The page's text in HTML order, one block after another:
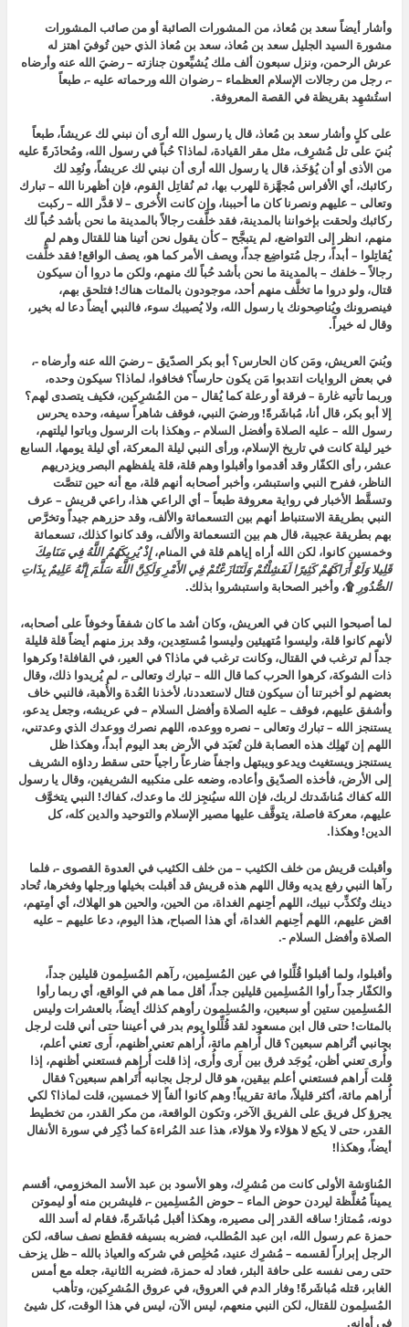
وأشار أيضاً سعد بن مُعاذ، من المشورات الصائبة أو من صائب المشورات
مشورة السيد الجليل سعد بن مُعاذ، سعد بن مُعاذ الذي حين تُوفيَ اهتز له
عرش الرحمن، ونزل سبعون ألف ملك يُشيِّعون جنازته – رضيَ الله عنه وأرضاه
-، رجل من رجالات الإسلام العظماء – رضوان الله ورحماته عليه -، طبعاً
استُشهِد بقريظة في القصة المعروفة.
على كلٍ وأشار سعد بن مُعاذ، قال يا رسول الله أرى أن نبني لك عريشاً، طبعاً
بُنيَ على تل مُشرِف، مثل مقر القيادة، لماذا؟ حُباً في رسول الله، ومُحاذَرةً عليه
من الأذى أو أن يُؤخَذ، قال يا رسول الله أرى أن نبني لك عريشاً، ونُعِد لك
ركائبك، أي الأفراس مُجهَّزة للهرب بها، ثم نُقاتِل القوم، فإن أظهرنا الله – تبارك
وتعالى – عليهم ونصرنا كان ما أحببنا، وإن كانت الأُخرى – لا قدَّر الله – ركبت
ركائبك ولحقت بإخواننا بالمدينة، فقد خلَّفت رجالاً بالمدينة ما نحن بأشد حُباً لك
منهم، انظر إلى التواضع، لم يتبجَّح – كأن يقول نحن أتينا هنا للقتال وهم لم
يُقاتِلوا – أبداً، رجل مُتواضِع جداً، ويصف الأمر كما هو، يصف الواقع! فقد خلَّفت
رجالاً – خلفك – بالمدينة ما نحن بأشد حُباً لك منهم، ولكن ما دروا أن سيكون
قتال، ولو دروا ما تخلَّف منهم أحد، موجودون بالمئات هناك! فتلحق بهم،
فينصرونك ويُناصِحونك يا رسول الله، ولا يُصيبك سوء، فالنبي أيضاً دعا له بخير،
وقال له خيراً.
وبُنيَ العريش، ومَن كان الحارس؟ أبو بكر الصدّيق – رضيَ الله عنه وأرضاه -،
في بعض الروايات انتدبوا مَن يكون حارساً؟ فخافوا، لماذا؟ سيكون وحده،
وربما تأتيه غارة – فرقة أو رعلة كما يُقال – من المُشرِكين، فكيف يتصدى لهم؟
إلا أبو بكر، قال أنا، مُباشَرةً! ورضيَ النبي، فوقف شاهراً سيفه، وحده يحرس
رسول الله – عليه الصلاة وأفضل السلام -، وهكذا بات الرسول وباتوا ليلتهم،
خير ليلة كانت في تاريخ الإسلام، ورأى النبي ليلة المعركة، أي ليلة يومها، السابع
عشر، رأى الكفّار وقد أقدموا وأقبلوا وهم قلة، قلة يلفظهم البصر ويزدريهم
الناظر، ففرح النبي واستبشر، وأخبر أصحابه أنهم قلة، مع أنه حين تنصَّت
وتسقَّط الأخبار في رواية معروفة طبعاً – أي الراعي هذا، راعي قريش – عرف
النبي بطريقة الاستنباط أنهم بين التسعمائة والألف، وقد حزرهم جيداً وتخرَّص
بهم بطريقة عجيبة، قال هم بين التسعمائة والألف، وقد كانوا كذلك، تسعمائة
وخمسين كانوا، لكن الله أراه إياهم قلة في المنام، إِذْ يُرِيكَهُمُ اللَّهُ فِي مَنَامِكَ
قَلِيلا وَلَوْ أَرَاكَهُمْ كَثِيرًا لَفَشِلْتُمْ وَلَتَنَازَعْتُمْ فِي الأَمْرِ وَلَكِنَّ اللَّهَ سَلَّمَ إِنَّهُ عَلِيمٌ بِذَاتِ
الصُّدُورِ ۩، وأخبر الصحابة واستبشروا بذلك.
لما أصبحوا النبي كان في العريش، وكان أشد ما كان شفقاً وخوفاً على أصحابه،
لأنهم كانوا قلة، وليسوا مُتهيئين وليسوا مُستعِدين، وقد برز منهم أيضاً قلة قليلة
جداً لم ترغب في القتال، وكانت ترغب في ماذا؟ في العير، في القافلة! وكرهوا
ذات الشوكة، كرهوا الحرب كما قال الله – تبارك وتعالى -، لم يُريدوا ذلك، وقال
بعضهم لو أخبرتنا أن سيكون قتال لاستعددنا، لأخذنا العُدة والأُهبة، فالنبي خاف
وأشفق عليهم، فوقف – عليه الصلاة وأفضل السلام – في عريشه، وجعل يدعو،
يستنجز الله – تبارك وتعالى – نصره ووعده، اللهم نصرك ووعدك الذي وعدتني،
اللهم إن تَهلِك هذه العصابة فلن تُعبَد في الأرض بعد اليوم أبداً، وهكذا ظل
يستنجز ويستغيث ويدعو ويبتهل واجفاً ضارعاً راجياً حتى سقط رداؤه الشريف
إلى الأرض، فأخذه الصدّيق وأعاده، وضعه على منكبيه الشريفين، وقال يا رسول
الله كفاك مُناشَدتك لربك، فإن الله سيُنجِز لك ما وعدك، كفاك! النبي يتخوَّف
عليهم، معركة فاصلة، يتوقَّف عليها مصير الإسلام والتوحيد والدين كله، كل
الدين! وهكذا.
وأقبلت قريش من خلف الكثيب – من خلف الكثيب في العدوة القصوى -، فلما
رآها النبي رفع يديه وقال اللهم هذه قريش قد أقبلت بخيلها ورجلها وفخرها، تُحاد
دينك وتُكذِّب نبيك، اللهم أحِنهم الغداة، من الحين، والحين هو الهلاك، أي أمِتهم،
اقض عليهم، اللهم أحِنهم الغداة، أي هذا الصباح، هذا اليوم، دعا عليهم – عليه
الصلاة وأفضل السلام -.
وأقبلوا، ولما أقبلوا قُلِّلوا في عين المُسلِمين، رآهم المُسلِمون قليلين جداً،
والكفّار جداً رأوا المُسلِمين قليلين جداً، أقل مما هم في الواقع، أي ربما رأوا
المُسلِمين ستين أو سبعين، والمُسلِمون رأوهم كذلك أيضاً، بالعشرات وليس
بالمئات! حتى قال ابن مسعودلقد قُلِّلوا يوم بدر في أعيننا حتى أني قلت لرجل
بجانبي أتُراهم سبعين؟ قال أُراهم مائة، أُراهم تعني أظنهم، أَرى تعني أعلم،
وأُرى تعني أظن، يُوجَد فرق بين أَرى وأُرى، إذا قلت أُراهم فستعني أظنهم، إذا
قلت أَراهم فستعني أعلم بيقين، هو قال لرجل بجانبه أُتَراهم سبعين؟ فقال
أُراهم مائة، أكثر قليلاً، مائة تقريباً! وهم كانوا ألفاً إلا خمسين، قلت لماذا؟ لكي
يجرؤ كل فريق على الفريق الآخر، وتكون الواقعة، من مكر القدر، من تخطيط
القدر، حتى لا يكع لا هؤلاء ولا هؤلاء، هذا عند المُراءة كما ذُكِر في سورة الأنفال
أيضاً، وهكذا!
المُناوَشة الأولى كانت من مُشرِك، وهو الأسود بن عبد الأسد المخزومي، أقسم
يميناً مُغلَّظة ليردن حوض الماء – حوض المُسلِمين -، فليشربن منه أو ليموتن
دونه، مُمتاز! ساقه القدر إلى مصيره، وهكذا أقبل مُباشَرةً، فقام له أسد الله
حمزة عم رسول الله، ابن عبد المُطلب، فضربه بسيفه فقطع نصف ساقه، لكن
الرجل إبراراً لقسمه – مُشرِك عنيد، مُخلِص في شركه والعياذ بالله – ظل يزحف
حتى رمى نفسه على حافة البئر، فعاد له حمزة، فضربه الثانية، جعله مع أمس
الغابر، قتله مُباشَرةً! وفار الدم في العروق، في عروق المُشرِكين، وتأهب
المُسلِمون للقتال، لكن النبي منعهم، ليس الآن، ليس في هذا الوقت، كل شيئ
في أوانه.